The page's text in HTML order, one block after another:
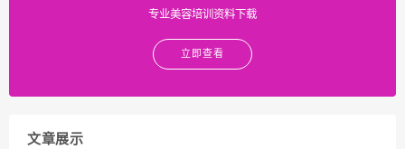
专业美容培训资料下载
立即查看
文章展示